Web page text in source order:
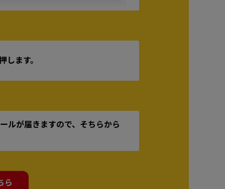
ます。
ルが届きますので、そちらから
ら